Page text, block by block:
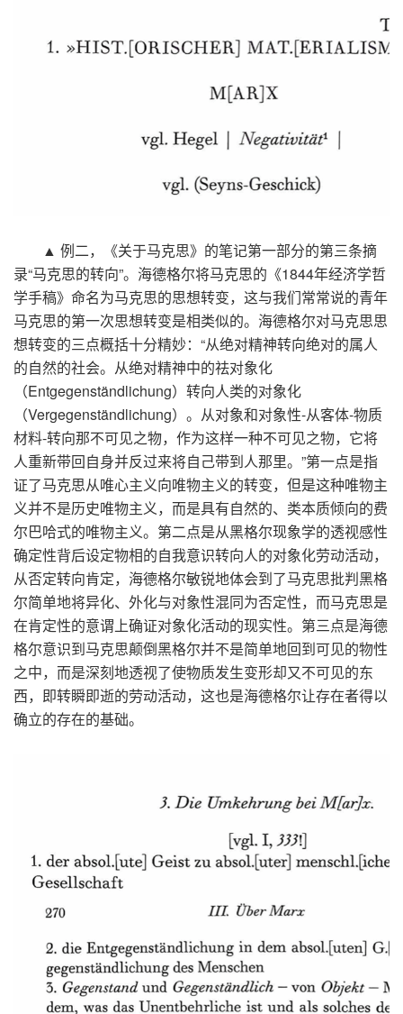
▲ 例二，《关于马克思》的笔记第一部分的第三条摘
录“马克思的转向”。海德格尔将马克思的《1844年经济学哲
学手稿》命名为马克思的思想转变，这与我们常常说的青年
马克思的第一次思想转变是相类似的。海德格尔对马克思思
想转变的三点概括十分精妙： “从绝对精神转向绝对的属人
的自然的社会。从绝对精神中的祛对象化
（Entgegenständlichung）转向人类的对象化
（Vergegenständlichung）。从对象和对象性-从客体-物质
材料-转向那不可见之物，作为这样一种不可见之物，它将
人重新带回自身并反过来将自己带到人那里。 ”第一点是指
证了马克思从唯心主义向唯物主义的转变，但是这种唯物主
义并不是历史唯物主义，而是具有自然的、类本质倾向的费
尔巴哈式的唯物主义。第二点是从黑格尔现象学的透视感性
确定性背后设定物相的自我意识转向人的对象化劳动活动，
从否定转向肯定，海德格尔敏锐地体会到了马克思批判黑格
尔简单地将异化、外化与对象性混同为否定性，而马克思是
在肯定性的意谓上确证对象化活动的现实性。第三点是海德
格尔意识到马克思颠倒黑格尔并不是简单地回到可见的物性
之中，而是深刻地透视了使物质发生变形却又不可见的东
西，即转瞬即逝的劳动活动，这也是海德格尔让存在者得以
确立的存在的基础。